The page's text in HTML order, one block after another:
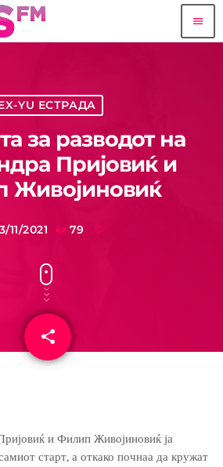
menu
YU ЕСТРАДА
за разводот на
Пријовиќ и
Живојиновиќ
11/2021 79
share
email
и Филип Живојиновиќ ја
старт, а откако почнаа да кружат